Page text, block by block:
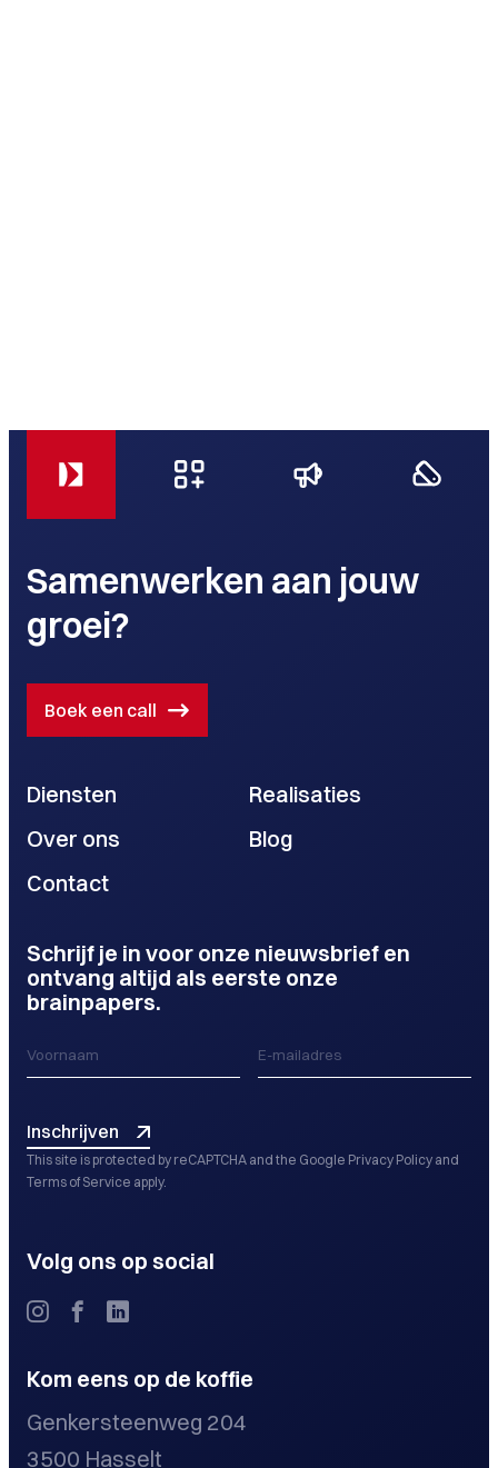
Samenwerken aan jouw
groei?
Boek een call
Diensten
Realisaties
Over ons
Blog
Contact
Schrijf je in voor onze nieuwsbrief en
ontvang altijd als eerste onze
brainpapers.
Inschrijven
This site is protected by reCAPTCHA and the Google Privacy Policy and
Terms of Service apply.
Volg ons op social
Kom eens op de koffie
Genkersteenweg 204
3500 Hasselt